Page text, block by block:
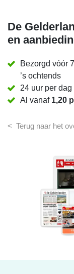
< Terug naar het
De
en
Bezorgd vóór
’s ochtends
24 uur per
Al vanaf 1,20